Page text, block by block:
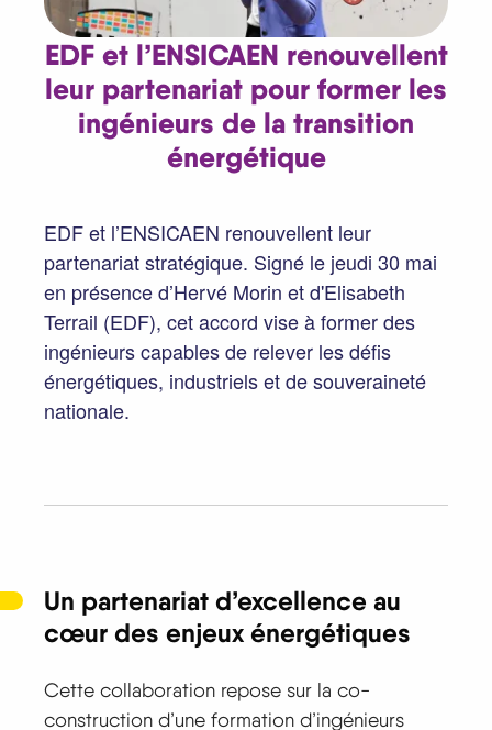
EDF et l’ENSICAEN renouvellent
leur partenariat pour former les
ingénieurs de la transition
énergétique
EDF et l’ENSICAEN renouvellent leur
partenariat stratégique. Signé le jeudi 30 mai
en présence d’Hervé Morin et d'Elisabeth
Terrail (EDF), cet accord vise à former des
ingénieurs capables de relever les défis
énergétiques, industriels et de souveraineté
nationale.
Un partenariat d’excellence au
cœur des enjeux énergétiques
Cette collaboration repose sur la co-
construction d’une formation d’ingénieurs